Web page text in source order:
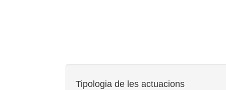
Tipologia de les actuacions